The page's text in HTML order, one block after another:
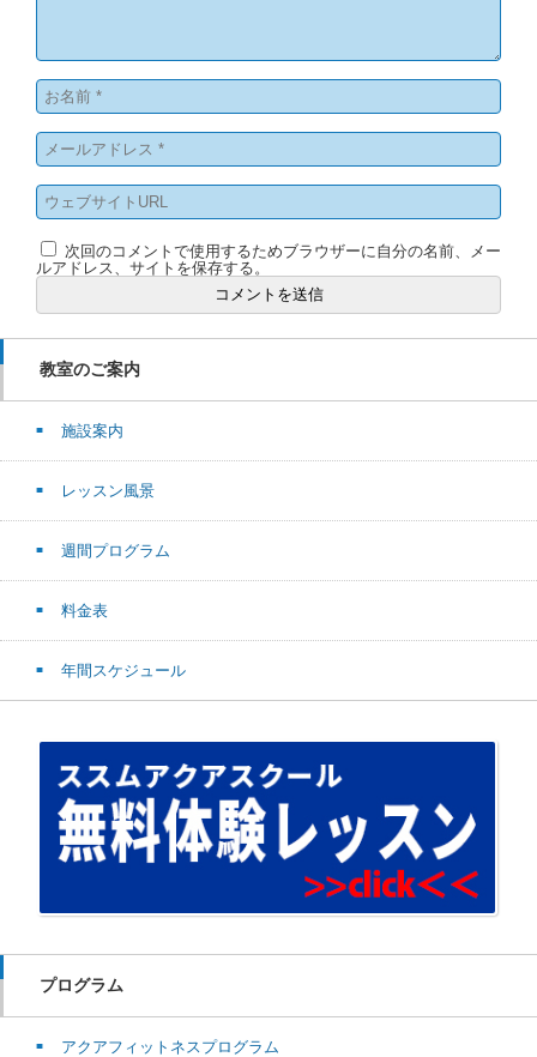
次回のコメントで使用するためブラウザーに自分の名前、メー
ルアドレス、サイトを保存する。
教室のご案内
施設案内
レッスン風景
週間プログラム
料金表
年間スケジュール
プログラム
アクアフィットネスプログラム